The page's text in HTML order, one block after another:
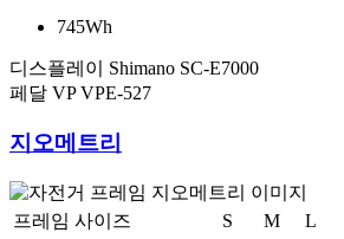
745Wh
디스플레이
Shimano SC-E7000
페달 VP VPE-527
지오메트리
프레임 사이즈 S M L